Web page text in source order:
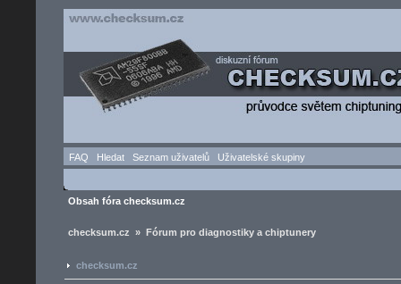
FAQ Hledat Seznam uživatelů Uživatelské skupiny
Obsah fóra checksum.cz
checksum.cz » Fórum pro diagnostiky a chiptunery
checksum.cz